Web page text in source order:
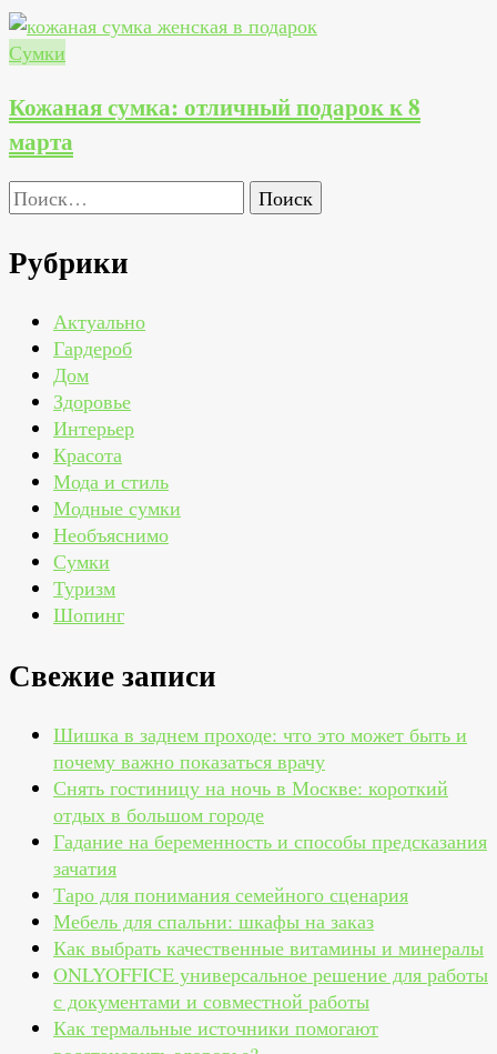
Сумки
Кожаная сумка: отличный подарок к 8
марта
Найти:
Рубрики
Актуально
Гардероб
Дом
Здоровье
Интерьер
Красота
Мода и стиль
Модные сумки
Необъяснимо
Сумки
Туризм
Шопинг
Свежие записи
Шишка в заднем проходе: что это может быть и
почему важно показаться врачу
Снять гостиницу на ночь в Москве: короткий
отдых в большом городе
Гадание на беременность и способы предсказания
зачатия
Таро для понимания семейного сценария
Мебель для спальни: шкафы на заказ
Как выбрать качественные витамины и минералы
ONLYOFFICE универсальное решение для работы
с документами и совместной работы
Как термальные источники помогают